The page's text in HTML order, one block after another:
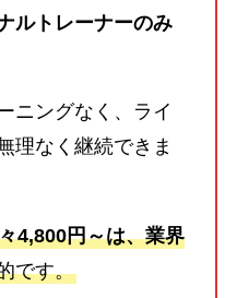
ルトレーナーのみ
ニングなく、ライ
理なく継続できま
4,800円～は、業界
です。